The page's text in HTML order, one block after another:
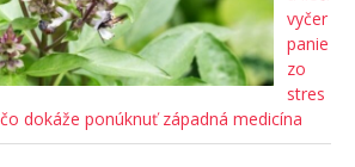
vyčer
panie
zo
stres
dokáže ponúknuť západná medicína